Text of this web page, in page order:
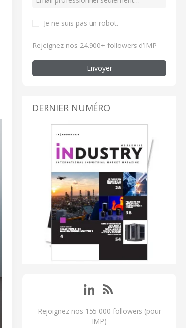
Je ne suis pas un robot.
Rejoignez nos 24.900+ followers d’IMP
Envoyer
DERNIER NUMÉRO
Rejoignez nos 155 000 followers (pour
IMP)